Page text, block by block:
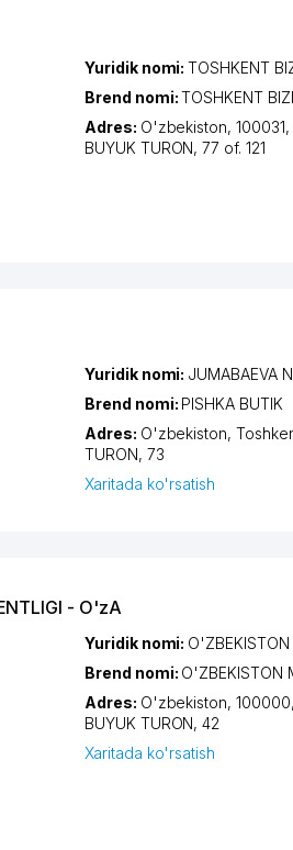
Yuridik nomi:TOSHKENT
Brend nomi:TOSHKENT
Adres: O'zbekiston, 100031,
BUYUK TURON, 77 of. 121
Yuridik nomi: JUMABAEVA
Brend nomi: PISHKA BUTIK
Adres: O'zbekiston,
TURON, 73
Xaritada ko'rsatish
- O'zA
Yuridik nomi:
Brend nomi: O'ZBEKISTON
Adres: O'zbekiston, 100000,
BUYUK TURON, 42
Xaritada ko'rsatish